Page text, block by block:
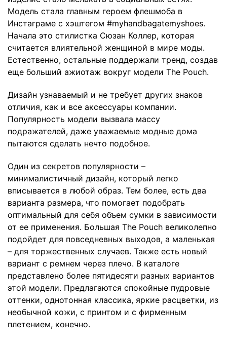
Модель стала главным героем флешмоба в
Инстаграме с хэштегом #myhandbagatemyshoes.
Начала это стилистка Сюзан Коллер, которая
считается влиятельной женщиной в мире моды.
Естественно, остальные поддержали тренд, создав
еще больший ажиотаж вокруг модели The Pouch.
Дизайн узнаваемый и не требует других знаков
отличия, как и все аксессуары компании.
Популярность модели вызвала массу
подражателей, даже уважаемые модные дома
пытаются сделать нечто подобное.
Один из секретов популярности –
минималистичный дизайн, который легко
вписывается в любой образ. Тем более, есть два
варианта размера, что помогает подобрать
оптимальный для себя объем сумки в зависимости
от ее применения. Большая The Pouch великолепно
подойдет для повседневных выходов, а маленькая
– для торжественных случаев. Также есть новый
вариант с ремнем через плечо. В каталоге
представлено более пятидесяти разных вариантов
этой модели. Предлагаются спокойные пудровые
оттенки, однотонная классика, яркие расцветки, из
необычной кожи, с принтом и с фирменным
плетением, конечно.